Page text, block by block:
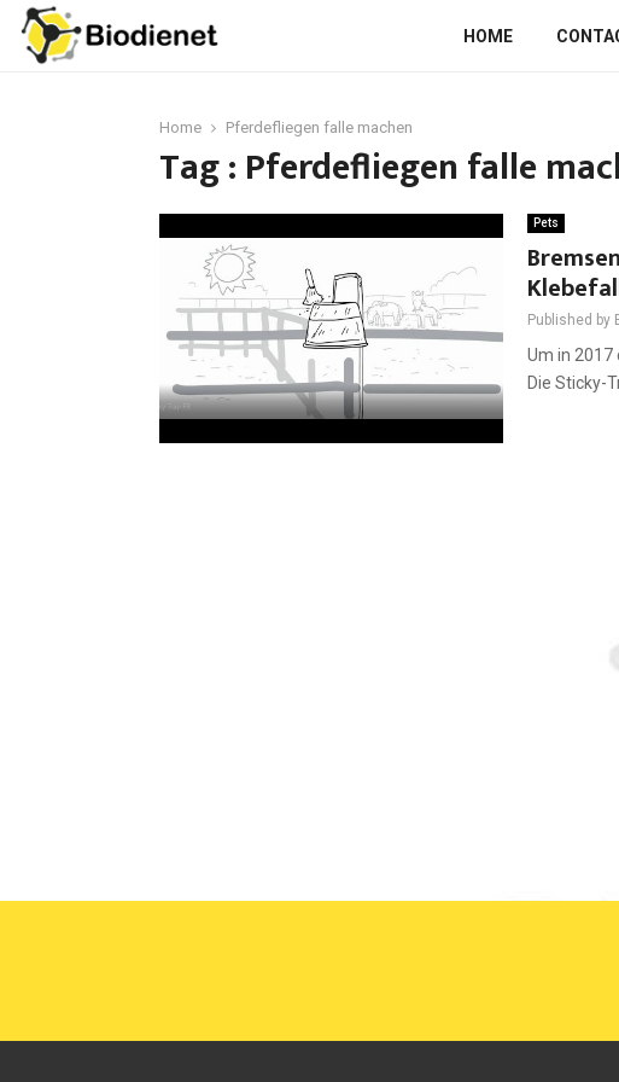
HOME
Home Pferdefliegen falle machen
Tag : Pferdefliegen falle
Pets
Published by
Um in 2017
Die Sticky-